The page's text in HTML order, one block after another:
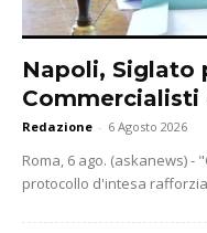
Napoli, Siglato
Redazione - 6 Agosto 2026
Roma, 6 ago. (askanews)
protocollo d'intesa